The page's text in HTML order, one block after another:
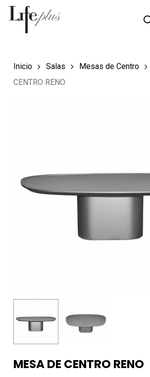
Skip
Búsqueda
productos
Inicio Salas Mesas de Centro
CENTRO RENO
MESA DE CENTRO RENO